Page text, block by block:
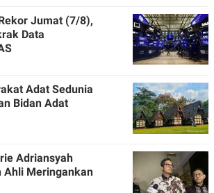
Jumat (7/8),
Data
Adat Sedunia
Bidan Adat
Adriansyah
Ahli Meringankan